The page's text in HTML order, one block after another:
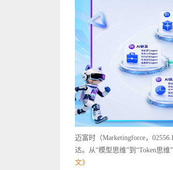
迈富时（Marketingforce，
达。从“模型思维”到“Token思
文》